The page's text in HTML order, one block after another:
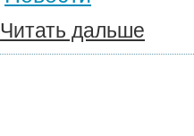
Читать дальше